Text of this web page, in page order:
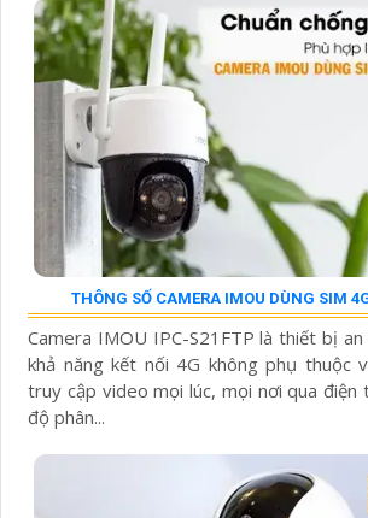
THÔNG SỐ CAMERA IMOU DÙNG SIM
Camera IMOU IPC-S21FTP là thiết bị
khả năng kết nối 4G không phụ thuộc
truy cập video mọi lúc, mọi nơi qua điện
độ phân...